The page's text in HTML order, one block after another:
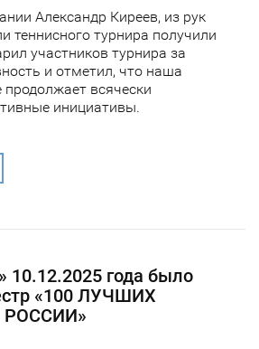
Александр Киреев, из рук
теннисного турнира получили
участников турнира за
и отметил, что наша
всячески
инициативы.
10.12.2025 года было
«100 ЛУЧШИХ